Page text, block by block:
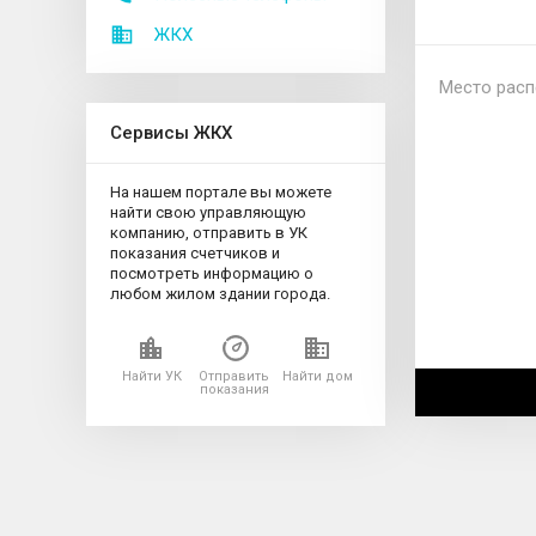
ЖКХ
Сервисы ЖКХ
На нашем портале вы можете
найти свою управляющую
компанию, отправить в УК
показания счетчиков и
посмотреть информацию о
любом жилом здании города.
Найти УК
Отправить
показания
Найти дом
Место